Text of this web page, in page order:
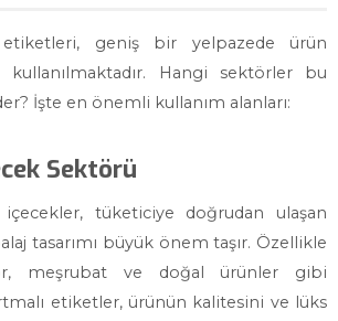
etiketleri, geniş bir yelpazede ürün
kullanılmaktadır. Hangi sektörler bu
İşte en önemli kullanım alanları:
Sektörü
tüketiciye doğrudan ulaşan
tasarımı büyük önem taşır. Özellikle
meşrubat ve doğal ürünler gibi
etiketler, ürünün kalitesini ve lüks